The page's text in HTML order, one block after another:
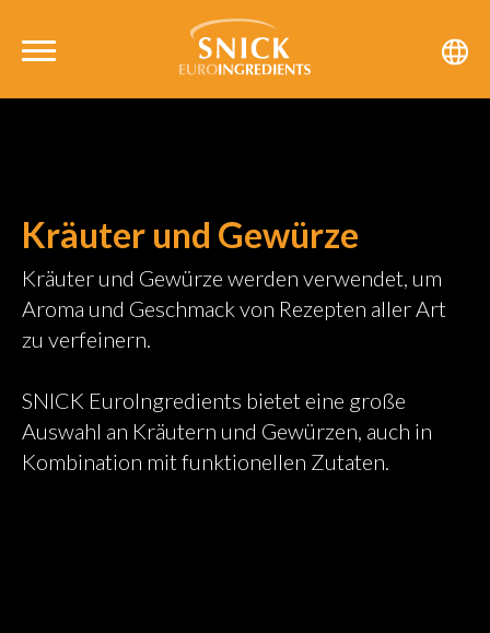
Kräuter und Gewürze
Kräuter und Gewürze werden verwendet, um
Aroma und Geschmack von Rezepten aller Art
zu verfeinern.
SNICK EuroIngredients bietet eine große
Auswahl an Kräutern und Gewürzen, auch in
Kombination mit funktionellen Zutaten.